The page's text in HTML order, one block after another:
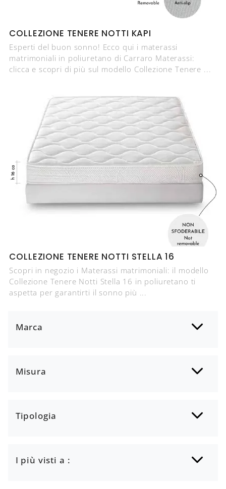
Marca
Misura
Tipologia
I più visti a :
COLLEZIONE TENERE NOTTI KAPI
Esperti del buon sonno! Ecco qui i materassi
matrimoniali in poliuretano di Carraro Materassi:
clicca e scopri di più sul modello Collezione Tenere ...
COLLEZIONE TENERE NOTTI STELLA 16
Scopri in negozio i Materassi matrimoniali: il modello
Collezione Tenere Notti Stella 16 in poliuretano ti
aspetta per garantirti il sonno più ...